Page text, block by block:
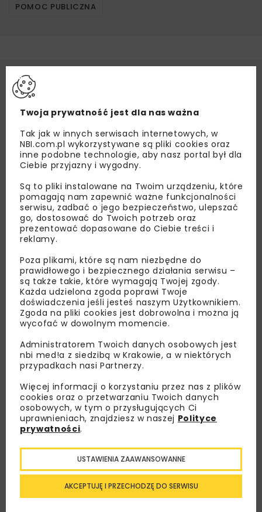
POMOC PUBLICZNA
Lubisz wiedzieć więcej?
Zapisz się do newslettera aby otrzymywać od
nas najlepsze informacje branżowe,
zaproszenia na wydarzenia, atrakcyjne oferty i
dedykowane akcje specjalne.
Regulaminemoraz wyrażam zgodę na otrzymywanie na
podany przeze mnie adres e-mail korespondencji
handlowej w postaci newslettera.
ZAPISZ MNIE
Twoja prywatność jest dla nas ważna
Tak jak w innych serwisach internetowych, w
NBI.com.pl wykorzystywane są pliki cookies oraz
inne podobne technologie, aby nasz portal był dla
Ciebie przyjazny i wygodny.
Są to pliki instalowane na Twoim urządzeniu, które
pomagają nam zapewnić ważne funkcjonalności
serwisu, zadbać o jego bezpieczeństwo, ulepszać
go, dostosować do Twoich potrzeb oraz
prezentować dopasowane do Ciebie treści i
reklamy.
Poza plikami, które są nam niezbędne do
prawidłowego i bezpiecznego działania serwisu –
są także takie, które wymagają Twojej zgody.
Każda udzielona zgoda poprawi Twoje
doświadczenia jeśli jesteś naszym Użytkownikiem.
Zgoda na pliki cookies jest dobrowolna i można ją
wycofać w dowolnym momencie.
Administratorem Twoich danych osobowych jest
nbi med!a z siedzibą w Krakowie, a w niektórych
przypadkach nasi Partnerzy.
Więcej informacji o korzystaniu przez nas z plików
cookies oraz o przetwarzaniu Twoich danych
osobowych, w tym o przysługujących Ci
uprawnieniach, znajdziesz w naszej Polityce
prywatności.
AKCEPTUJĘ I PRZECHODZĘ DO SERWISU
USTAWIENIA ZAAWANSOWANNE